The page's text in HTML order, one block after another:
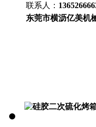
联系人：
东莞市横沥亿美机
硅胶二次硫化烤